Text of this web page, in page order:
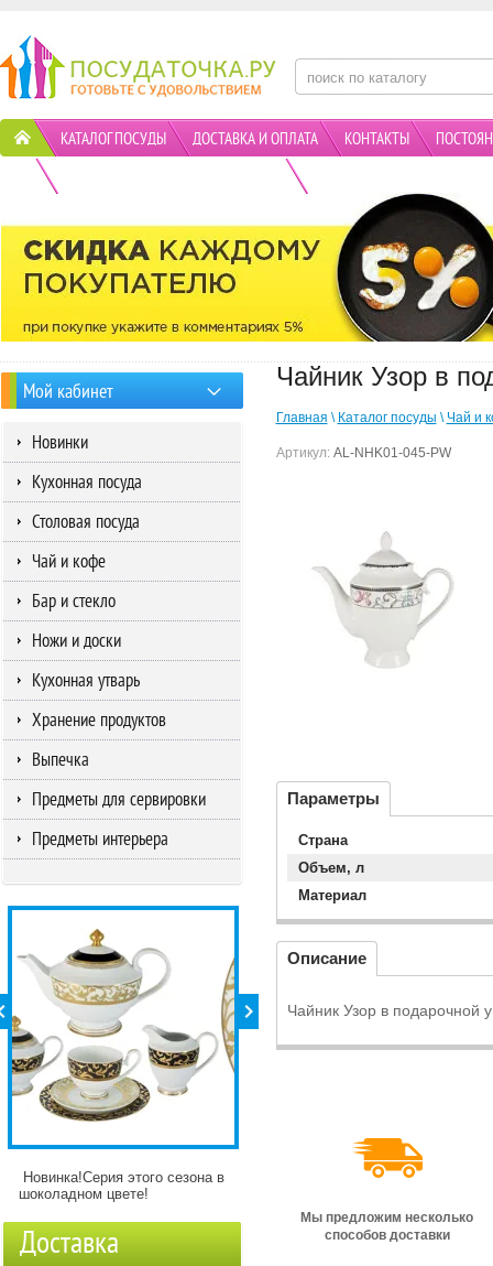
КАТАЛОГ ПОСУДЫ ДОСТАВКА И ОПЛАТА КОНТАКТЫ
Чайник Узор в
Главная \ Каталог посуды \ Чай и
Артикул:AL-NHK01-045-PW
Параметры
Страна
Объем, л
Материал
Описание
Чайник Узор в подарочной
Мы предложим несколько
способов доставки
Мой кабинет
Новинки
Кухонная посуда
Столовая посуда
Чай и кофе
Бар и стекло
Ножи и доски
Кухонная утварь
Хранение продуктов
Выпечка
Предметы для сервировки
Предметы интерьера
Новинка!Серия этого сезона в
шоколадном цвете!
Детские кружки Зверята с
Доставка